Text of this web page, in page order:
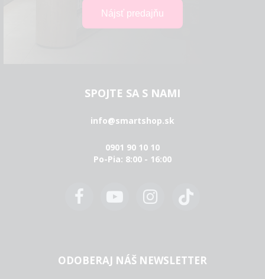
SPOJTE SA S NAMI
info@smartshop.sk
0901 90 10 10
Po-Pia: 8:00 - 16:00
ODOBERAJ NÁŠ NEWSLETTER